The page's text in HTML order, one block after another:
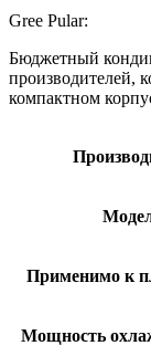
Gree Pular:
Бюджетный
производителей,
компактном
Применимо к
Мощность